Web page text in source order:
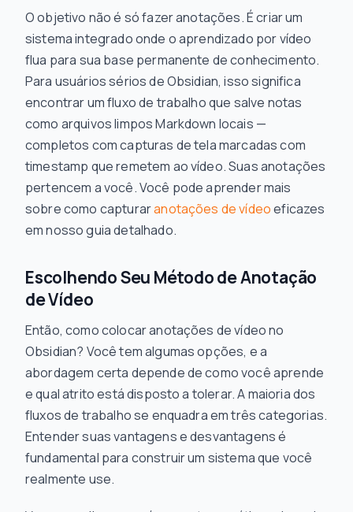
O objetivo não é só fazer anotações. É criar um
sistema integrado onde o aprendizado por vídeo
flua para sua base permanente de conhecimento.
Para usuários sérios de Obsidian, isso significa
encontrar um fluxo de trabalho que salve notas
como arquivos limpos Markdown locais —
completos com capturas de tela marcadas com
timestamp que remetem ao vídeo. Suas anotações
pertencem a você. Você pode aprender mais
sobre como capturaranotações de vídeoeficazes
em nosso guia detalhado.
Escolhendo Seu Método de Anotação
de Vídeo
Então, como colocar anotações de vídeo no
Obsidian? Você tem algumas opções, e a
abordagem certa depende de como você aprende
e qual atrito está disposto a tolerar. A maioria dos
fluxos de trabalho se enquadra em três categorias.
Entender suas vantagens e desvantagens é
fundamental para construir um sistema que você
realmente use.